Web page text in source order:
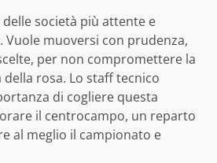
società più attente e
Vuole muoversi con prudenza,
per non compromettere la
rosa. Lo staff tecnico
di cogliere questa
il centrocampo, un reparto
al meglio il campionato e